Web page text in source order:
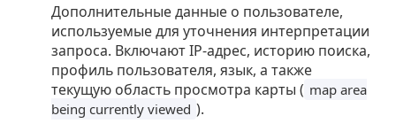
Дополнительные данные о пользователе,
используемые для уточнения интерпретации
запроса. Включают IP-адрес, историю поиска,
профиль пользователя, язык, а также
текущую область просмотра карты ( map area
being currently viewed ).